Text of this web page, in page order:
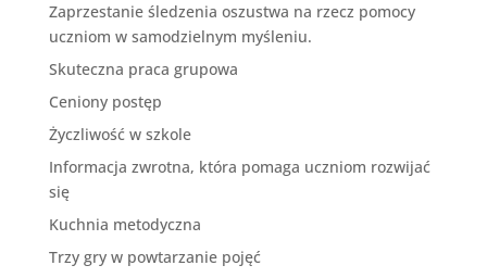
Zaprzestanie śledzenia oszustwa na rzecz pomocy
uczniom w samodzielnym myśleniu.
Skuteczna praca grupowa
Ceniony postęp
Życzliwość w szkole
Informacja zwrotna, która pomaga uczniom rozwijać
się
Kuchnia metodyczna
Trzy gry w powtarzanie pojęć